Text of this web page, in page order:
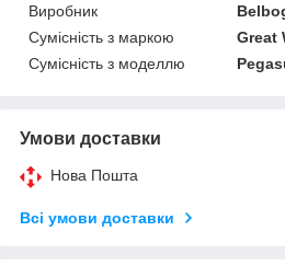
Виробник
Сумісність з маркою
Great
Сумісність з моделлю
Умови доставки
Нова Пошта
Всі умови доставки